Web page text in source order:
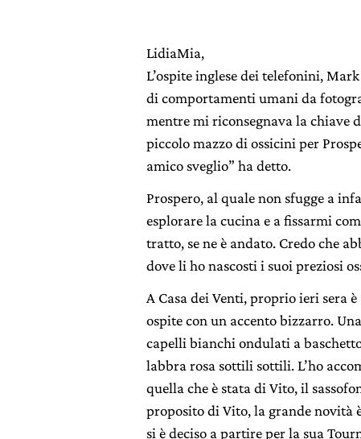
LidiaMia,
L’ospite inglese dei telefonini,
di comportamenti umani da
mentre mi riconsegnava la chiave
piccolo mazzo di ossicini per
amico sveglio” ha detto.
Prospero, al quale non sfugge a
esplorare la cucina e a fissarmi
tratto, se ne è andato. Credo che
dove li ho nascosti i suoi preziosi
A Casa dei Venti, proprio ieri sera
ospite con un accento bizzarro.
capelli bianchi ondulati a
labbra rosa sottili sottili. L’ho
quella che è stata di Vito, il
proposito di Vito, la grande novità
si è deciso a partire per la sua